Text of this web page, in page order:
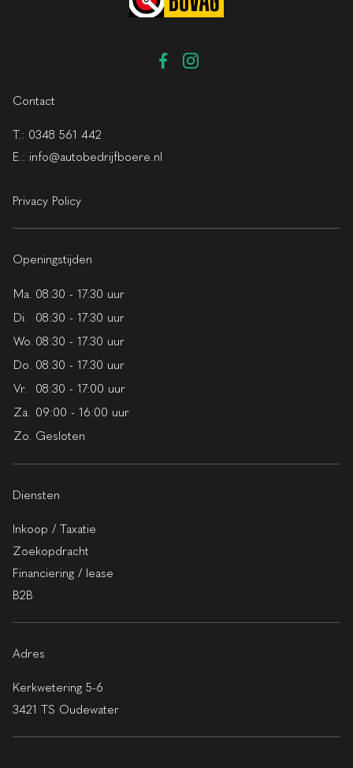
Contact
T.: 0348 561 442
E.: info@autobedrijfboere.nl
Privacy Policy
Openingstijden
Ma. 08:30 - 17:30 uur
Di.
08:30 - 17:30 uur
Wo. 08:30 - 17:30 uur
Do. 08:30 - 17:30 uur
Vr.
08:30 - 17:00 uur
Za. 09:00 - 16:00 uur
Zo. Gesloten
Diensten
Inkoop / Taxatie
Zoekopdracht
Financiering / lease
B2B
Adres
Kerkwetering 5-6
3421 TS Oudewater